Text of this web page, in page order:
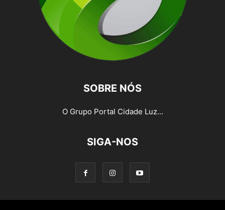
SOBRE NÓS
O Grupo Portal Cidade Luz...
SIGA-NOS